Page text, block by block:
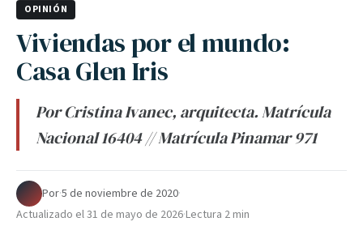
OPINIÓN
Viviendas por el mundo:
Casa Glen Iris
Por Cristina Ivanec, arquitecta. Matrícula
Nacional 16404 // Matrícula Pinamar 971
Por·5 de noviembre de 2020·
Actualizado el31 de mayo de 2026·Lectura 2 min